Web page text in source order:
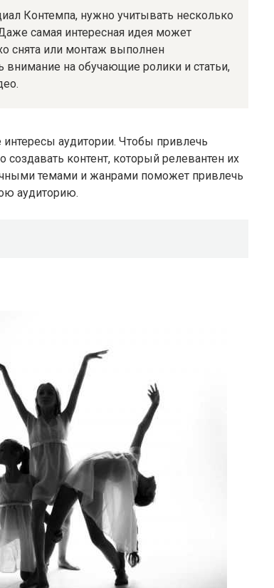
Контемпа, нужно учитывать несколько
самая интересная идея может
снята или монтаж выполнен
внимание на обучающие ролики и статьи,
аудитории. Чтобы привлечь
контент, который релевантен их
темами и жанрами поможет привлечь
аудиторию.